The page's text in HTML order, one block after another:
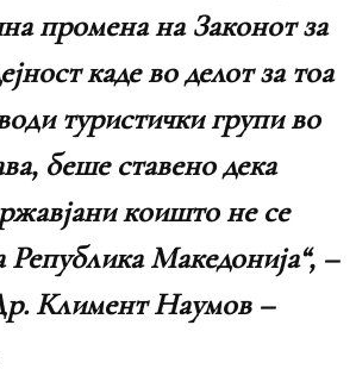
промена на Законот за
каде во делот за тоа
туристички групи во
беше ставено дека
коишто не се
Република Македонија“, –
Климент Наумов –